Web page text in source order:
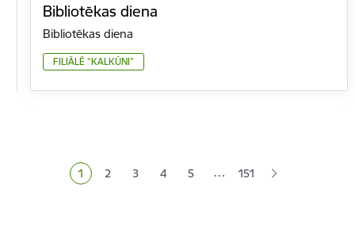
Bibliotēkas diena
Bibliotēkas diena
FILIĀLĒ “KALKŪNI”
Pašreizējā lapa
1 Lapa
2 Lapa
3 Lapa
4 Lapa
5 … 151